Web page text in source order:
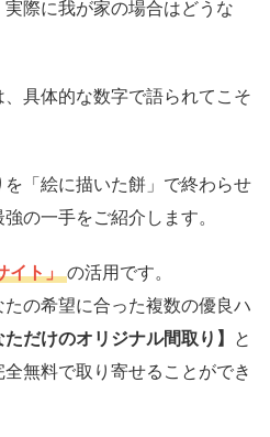
実際に我が家の場合はどうな
具体的な数字で語られてこそ
「絵に描いた餅」で終わらせ
の一手をご紹介します。
イト」 の活用です。
の希望に合った複数の優良ハ
ただけのオリジナル間取り】 と
全無料で取り寄せることができ